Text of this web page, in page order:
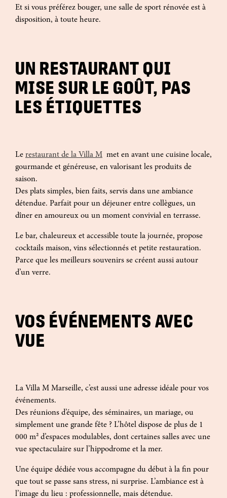
Et si vous préférez bouger, une salle de sport rénovée est à
disposition, à toute heure.
UN RESTAURANT QUI
MISE SUR LE GOÛT, PAS
LES ÉTIQUETTES
Le restaurant de la Villa M met en avant une cuisine locale,
gourmande et généreuse, en valorisant les produits de
saison.
Des plats simples, bien faits, servis dans une ambiance
détendue. Parfait pour un déjeuner entre collègues, un
dîner en amoureux ou un moment convivial en terrasse.
Le bar, chaleureux et accessible toute la journée, propose
cocktails maison, vins sélectionnés et petite restauration.
Parce que les meilleurs souvenirs se créent aussi autour
d’un verre.
VOS ÉVÉNEMENTS AVEC
VUE
La Villa M Marseille, c’est aussi une adresse idéale pour vos
événements.
Des réunions d’équipe, des séminaires, un mariage, ou
simplement une grande fête ? L’hôtel dispose de plus de 1
000 m² d’espaces modulables, dont certaines salles avec une
vue spectaculaire sur l’hippodrome et la mer.
Une équipe dédiée vous accompagne du début à la fin pour
que tout se passe sans stress, ni surprise. L’ambiance est à
l’image du lieu : professionnelle, mais détendue.